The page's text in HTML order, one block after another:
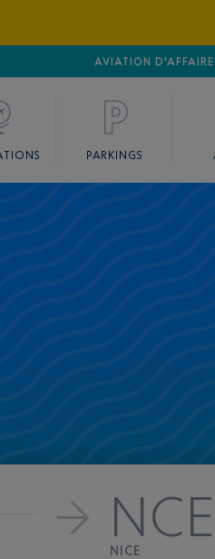
AVIATION
CANNES MANDELIEU
PARKINGS
NCE
NICE